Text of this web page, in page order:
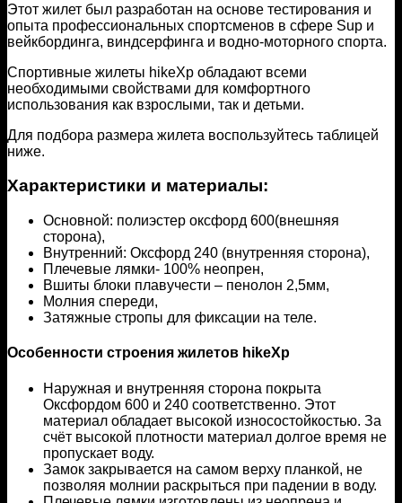
Этот жилет был разработан на основе тестирования и
опыта профессиональных спортсменов в сфере Sup и
вейкбординга, виндсерфинга и водно-моторного спорта.
Спортивные жилеты hikeXp обладают всеми
необходимыми свойствами для комфортного
использования как взрослыми, так и детьми.
Для подбора размера жилета воспользуйтесь таблицей
ниже.
Характеристики и материалы:
Основной: полиэстер оксфорд 600(внешняя
сторона),
Внутренний: Оксфорд 240 (внутренняя сторона),
Плечевые лямки- 100% неопрен,
Вшиты блоки плавучести – пенолон 2,5мм,
Молния спереди,
Затяжные стропы для фиксации на теле.
Особенности строения жилетов hikeXp
Наружная и внутренняя сторона покрыта
Оксфордом 600 и 240 соответственно. Этот
материал обладает высокой износостойкостью. За
счёт высокой плотности материал долгое время не
пропускает воду.
Замок закрывается на самом верху планкой, не
позволяя молнии раскрыться при падении в воду.